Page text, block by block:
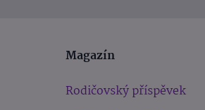
Magazín
Rodičovský příspěvek